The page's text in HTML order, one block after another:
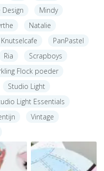
Mindy
Natalie
PanPastel
Ria
Scrapboys
Flock poeder
Studio Light
Light Essentials
Vintage